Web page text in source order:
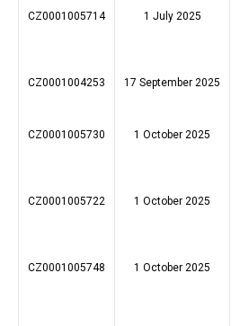
CZ0001005714
1 July 2025
CZ0001004253
17 September 2025
CZ0001005730 1 October 2025
CZ0001005722
1 October 2025
CZ0001005748
1 October 2025